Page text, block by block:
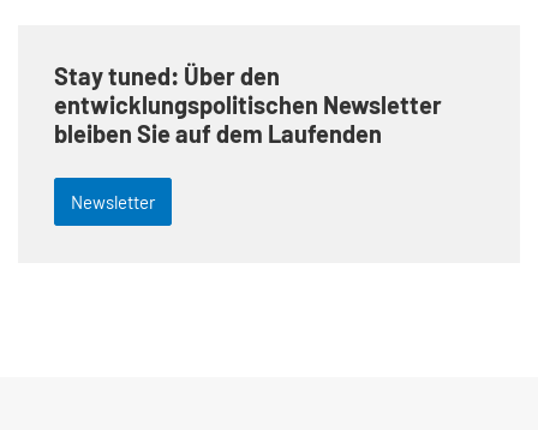
Stay tuned: Über den
entwicklungspolitischen Newsletter
bleiben Sie auf dem Laufenden
Newsletter